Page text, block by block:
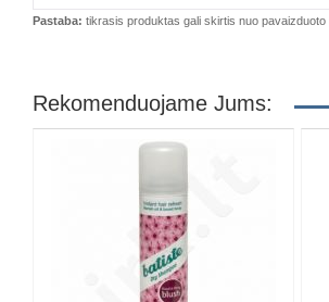
Pastaba: tikrasis produktas gali skirtis nuo
Rekomenduojame Jums: